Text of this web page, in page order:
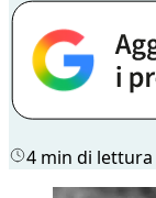
4 min di lettura